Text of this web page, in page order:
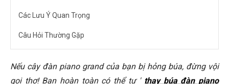
Các Lưu Ý Quan Trọng
Câu Hỏi Thường Gặp
không?
Nếu cây đàn piano grand của bạn bị hỏng búa, đừng vội
gọi thợ! Bạn hoàn toàn có thể tự ' thay búa đàn piano